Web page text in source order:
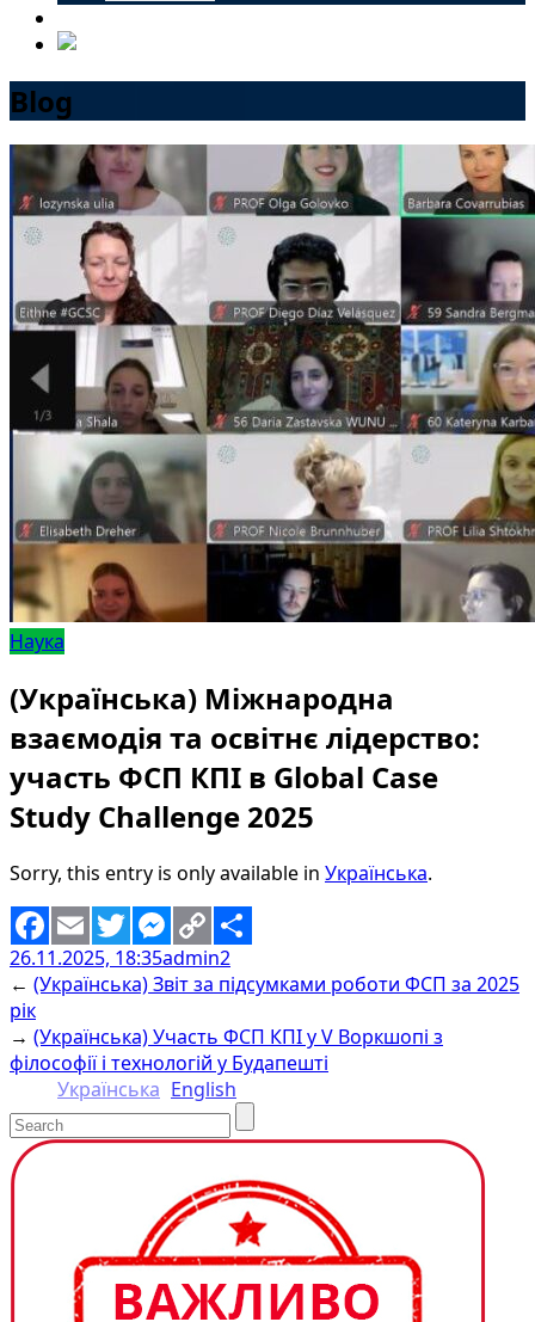
Blog
Наука
(Українська) Міжнародна
взаємодія та освітнє лідерство:
участь ФСП КПІ в Global Case
Study Challenge 2025
Sorry, this entry is only available in Українська.
Facebook
EmailTwitterMessenger
Copy
Link
Share
26.11.2025, 18:35admin2
← (Українська) Звіт за підсумками роботи ФСП за 2025
рік
→ (Українська) Участь ФСП КПІ у V Воркшопі з
філософії і технологій у Будапешті
Українська English